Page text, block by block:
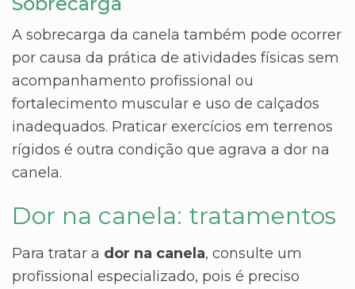
A sobrecarga da canela também pode ocorrer
por causa da prática de atividades físicas sem
acompanhamento profissional ou
fortalecimento muscular e uso de calçados
inadequados. Praticar exercícios em terrenos
rígidos é outra condição que agrava a dor na
canela.
Dor na canela: tratamentos
Para tratar a dor na canela, consulte um
profissional especializado, pois é preciso